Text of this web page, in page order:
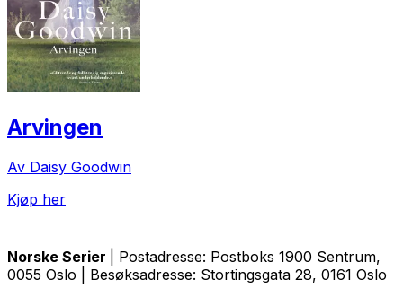
Arvingen
Av Daisy Goodwin
Kjøp her
Norske Serier
| Postadresse: Postboks 1900 Sentrum,
0055 Oslo | Besøksadresse: Stortingsgata 28, 0161 Oslo